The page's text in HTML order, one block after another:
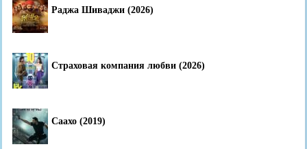
Раджа Шиваджи (2026)
Страховая компания любви (2026)
Саахо (2019)